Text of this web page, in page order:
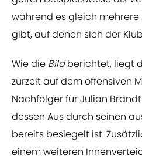
während es gleich mehrere
gibt, auf denen sich der
Wie die Bildberichtet, liegt
zurzeit auf dem offensiven
Nachfolger für Julian
dessen Aus durch seinen
bereits besiegelt ist.
einem weiteren